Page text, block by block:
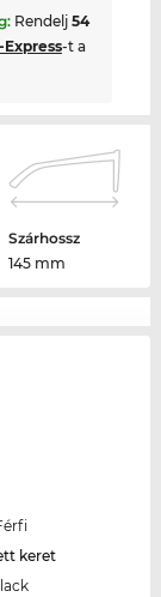
Rendelj 54
Express-t a
Szárhossz
145 mm
keret